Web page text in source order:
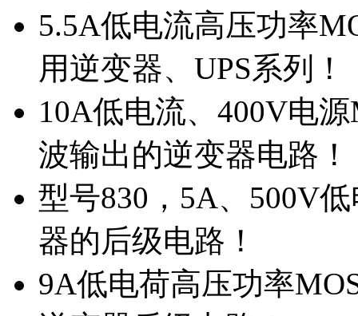
5.5A低电流高压功率
用逆变器、UPS系列！
10A低电流、400V电
波输出的逆变器电路！
型号830，5A、500V
器的后级电路！
9A低电荷高压功率